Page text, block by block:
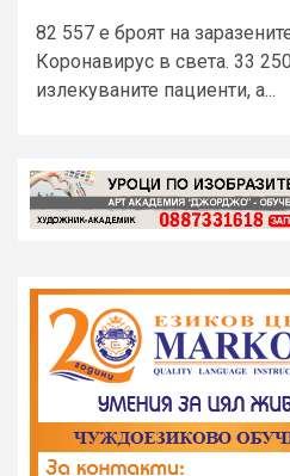
82 557 е броят на
Коронавирус в света. 33
излекуваните пациенти, а...